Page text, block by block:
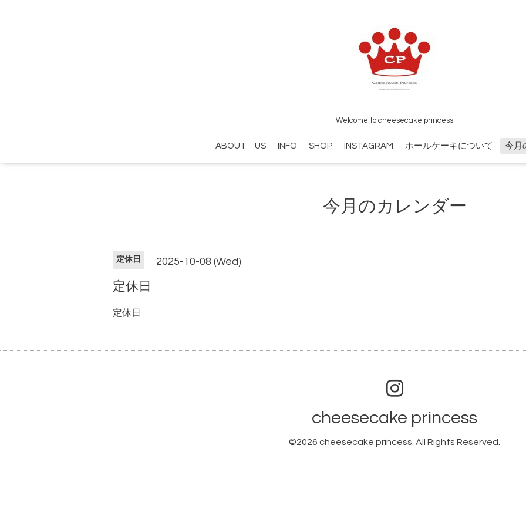
Welcome to cheesecake princess
ABOUT US INFO SHOP INSTAGRAM ホールケーキについて 今月
今月のカレンダー
定休日 2025-10-08 (Wed)
定休日
定休日
cheesecake princess
©2026 cheesecake princess . All Rights Reserved.